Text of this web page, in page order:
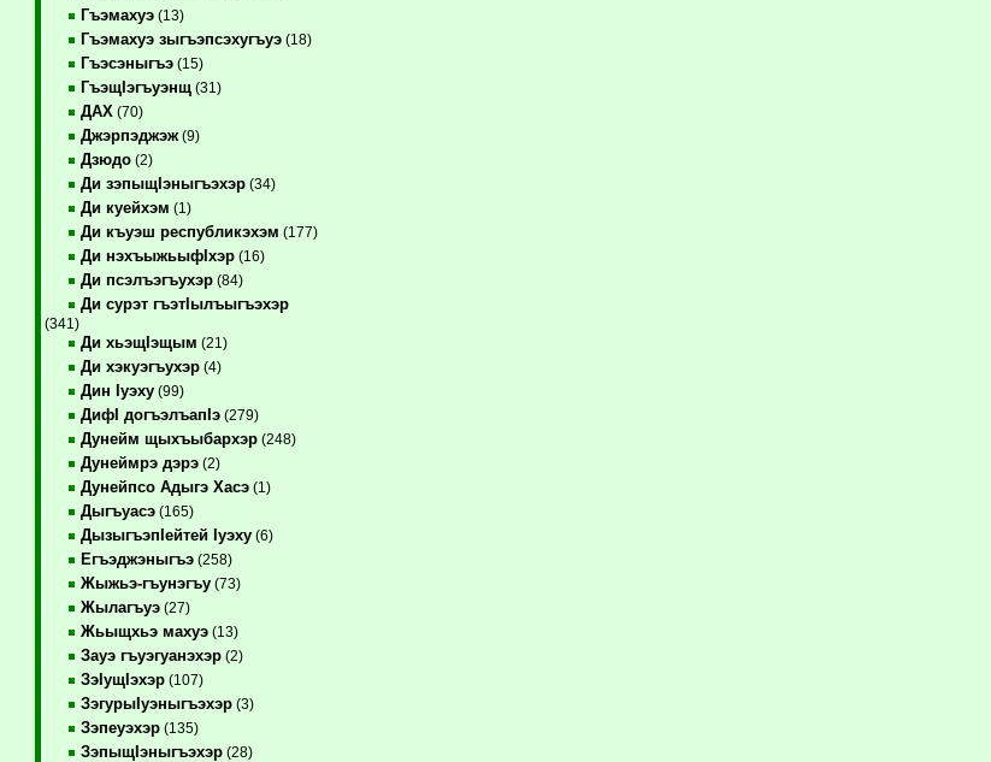
Гъэмахуэ(13)
Гъэмахуэ зыгъэпсэхугъуэ(18)
Гъэсэныгъэ(15)
ГъэщIэгъуэнщ(31)
ДАХ (70)
Джэрпэджэж(9)
Дзюдо(2)
Ди зэпыщIэныгъэхэр(34)
Ди куейхэм (1)
Ди къуэш республикэхэм (177)
Ди нэхъыжьыфIхэр(16)
Ди псэлъэгъухэр(84)
Ди сурэт гъэтIылъыгъэхэр
(341)
Ди хьэщIэщым (21)
Ди хэкуэгъухэр(4)
Дин Iуэху(99)
ДифI догъэлъапIэ(279)
Дунейм щыхъыбархэр(248)
Дунеймрэ дэрэ(2)
Дунейпсо Адыгэ Хасэ(1)
Дыгъуасэ(165)
ДызыгъэпIейтей Iуэху(6)
Егъэджэныгъэ(258)
Жыжьэ-гъунэгъу(73)
Жылагъуэ(27)
Жьыщхьэ махуэ(13)
Зауэ гъуэгуанэхэр(2)
ЗэIущIэхэр(107)
ЗэгурыIуэныгъэхэр(3)
Зэпеуэхэр(135)
ЗэпыщIэныгъэхэр(28)